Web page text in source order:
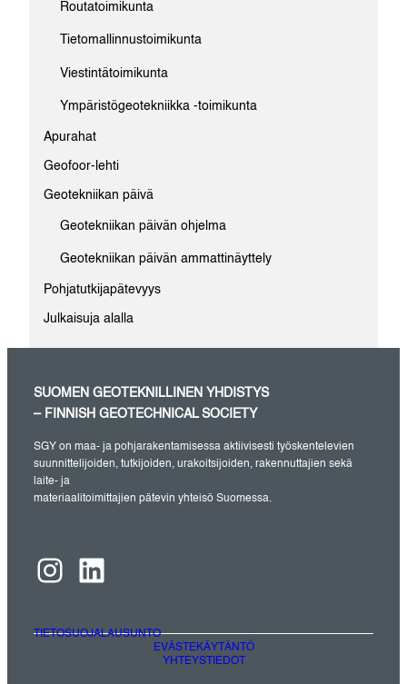
Routatoimikunta
Tietomallinnustoimikunta
Viestintätoimikunta
Ympäristögeotekniikka -toimikunta
Apurahat
Geofoor-lehti
Geotekniikan päivä
Geotekniikan päivän ohjelma
Geotekniikan päivän ammattinäyttely
Pohjatutkijapätevyys
Julkaisuja alalla
SUOMEN GEOTEKNILLINEN YHDISTYS
– FINNISH GEOTECHNICAL SOCIETY
SGY on maa- ja pohjarakentamisessa aktiivisesti työskentelevien
suunnittelijoiden, tutkijoiden, urakoitsijoiden, rakennuttajien sekä
laite- ja
materiaalitoimittajien pätevin yhteisö Suomessa.
Instagram LinkedIn
TIETOSUOJALAUSUNTO
EVÄSTEKÄYTÄNTÖ
YHTEYSTIEDOT